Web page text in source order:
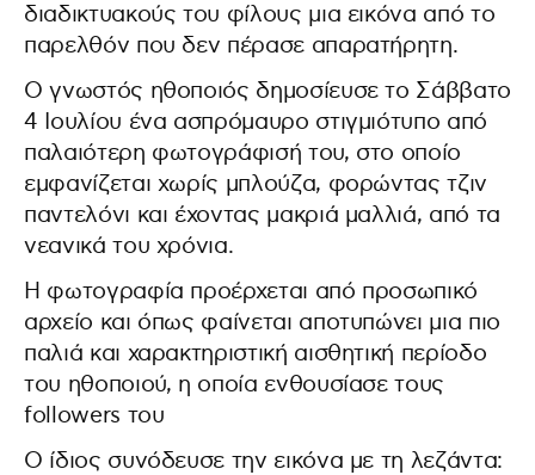
διαδικτυακούς του φίλους μια εικόνα από το
παρελθόν που δεν πέρασε απαρατήρητη.
Ο γνωστός ηθοποιός δημοσίευσε το Σάββατο
4 Ιουλίου ένα ασπρόμαυρο στιγμιότυπο από
παλαιότερη φωτογράφισή του, στο οποίο
εμφανίζεται χωρίς μπλούζα, φορώντας τζιν
παντελόνι και έχοντας μακριά μαλλιά, από τα
νεανικά του χρόνια.
Η φωτογραφία προέρχεται από προσωπικό
αρχείο και όπως φαίνεται αποτυπώνει μια πιο
παλιά και χαρακτηριστική αισθητική περίοδο
του ηθοποιού, η οποία ενθουσίασε τους
followers του
Ο ίδιος συνόδευσε την εικόνα με τη λεζάντα: